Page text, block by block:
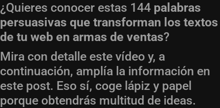
¿Quieres conocer estas 144 palabras
persuasivas que transforman los textos
de tu web en armas de ventas?
Mira con detalle este vídeo y, a
continuación, amplía la información en
este post. Eso sí, coge lápiz y papel
porque obtendrás multitud de ideas.